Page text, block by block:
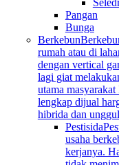
Pangan
Bunga
Berkebun
rumah atau di
dengan vertical
lagi giat
utama
lengkap dijual
hibrida dan
Pestisida
usaha
kerjanya.